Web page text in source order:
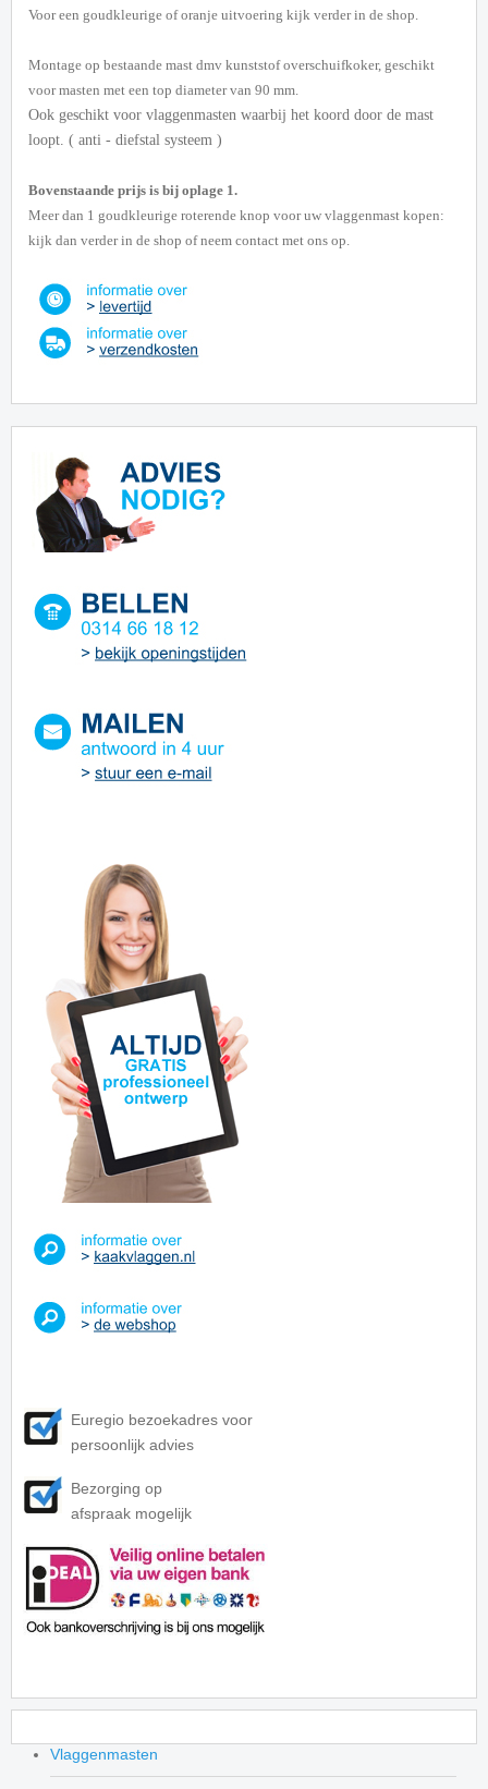
Voor een goudkleurige of oranje uitvoering kijk verder in de shop.
Montage op bestaande mast dmv kunststof overschuifkoker, geschikt
voor masten met een top diameter van 90 mm.
Ook geschikt voor vlaggenmasten waarbij het koord door de mast
loopt. ( anti - diefstal systeem )
Bovenstaande prijs is bij oplage 1.
Meer dan 1 goudkleurige roterende knop voor uw vlaggenmast kopen:
kijk dan verder in de shop of neem contact met ons op.
Euregio bezoekadres voor
persoonlijk advies
Bezorging op
afspraak mogelijk
Vlaggenmasten